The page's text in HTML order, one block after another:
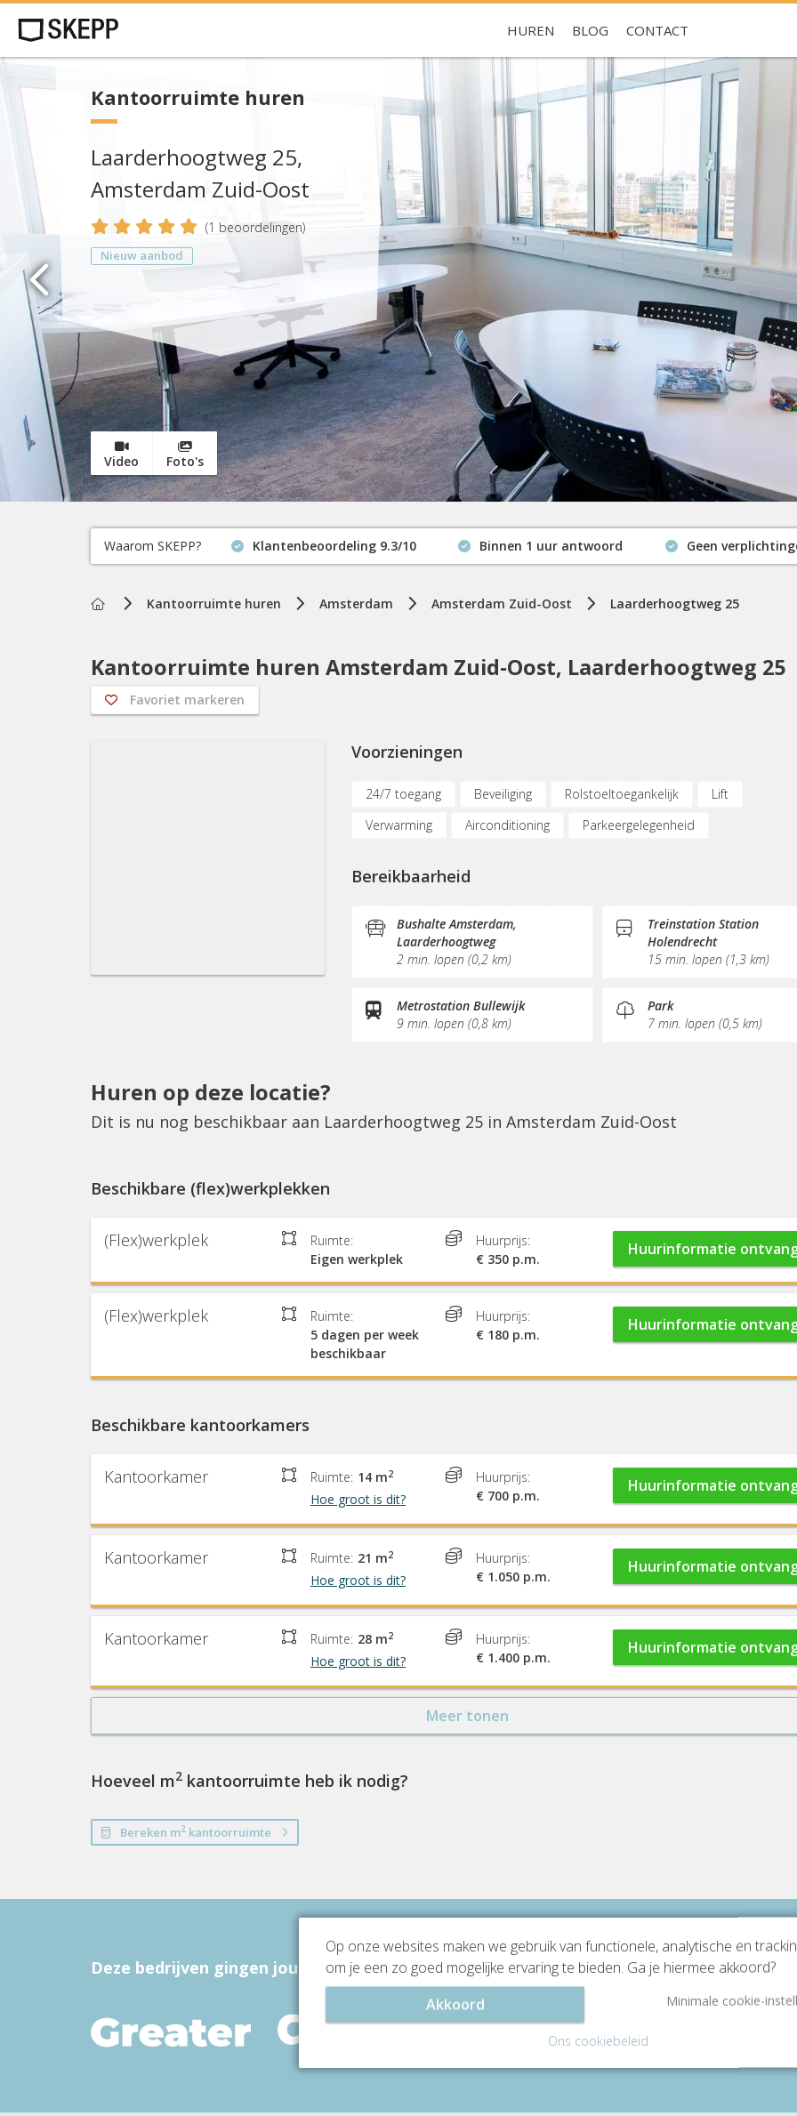
HUREN BLOG CONTACT
Je hebt nog geen favorieten
Kantoorruimte huren
Laarderhoogtweg 25,
Amsterdam Zuid-Oost
5 (1 beoordelingen)
Nieuw aanbod
Video Foto's
Waarom SKEPP? Klantenbeoordeling 9.3/10 Binnen 1 uur antwoord
Geen
Home
Kantoorruimte huren Amsterdam Amsterdam Zuid-Oost Laarderhoogtweg 25
Kantoorruimte huren Amsterdam Zuid-Oost, Laarderhoogtweg 25
Favoriet markeren
Voorzieningen
24/7 toegang Beveiliging Rolstoeltoegankelijk
Lift
Verwarming
Airconditioning
Parkeergelegenheid
Vergaderplekken
Glasvezel
Printservice KVK-inschrijving
Sociaal hart
Koffie/thee
Pantry Receptie
Bereikbaarheid
Bushalte Amsterdam,
Laarderhoogtweg
2 min. lopen (0,2 km)
Treinstation Station
Holendrecht
15 min. lopen (1,3 km)
Metrostation Bullewijk
9 min. lopen (0,8 km)
Park
7 min. lopen (0,5 km)
Huren op deze locatie?
Dit is nu nog beschikbaar aan Laarderhoogtweg 25 in Amsterdam Zuid-Oost
Beschikbare (flex)werkplekken
(Flex)werkplek
Ruimte:
Eigen werkplek
Huurprijs:
€ 350 p.m.
Huurinformatie
(Flex)werkplek
Ruimte:
5 dagen per week
beschikbaar
Huurprijs:
€ 180 p.m.
Huurinformatie
Beschikbare kantoorkamers
Kantoorkamer Ruimte: 14 m2
Hoe groot is dit?
Huurprijs:
€ 700 p.m.
Huurinformatie
Kantoorkamer Ruimte: 21 m2
Hoe groot is dit?
Huurprijs:
€ 1.050 p.m.
Huurinformatie
Kantoorkamer Ruimte: 28 m2
Hoe groot is dit?
Huurprijs:
€ 1.400 p.m.
Huurinformatie
Meer tonen
Hoeveel m2 kantoorruimte heb ik nodig?
Bereken m2 kantoorruimte
Deze bedrijven gingen jou voor
Op onze websites maken we gebruik van functionele, analytische en
om je een zo goed mogelijke ervaring te bieden. Ga je hiermee akkoord?
Akkoord
Minimale cookie-
Ons cookiebeleid